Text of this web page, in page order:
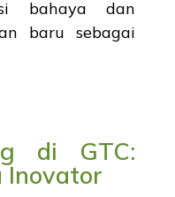
bahaya dan
baru sebagai
di GTC:
Inovator